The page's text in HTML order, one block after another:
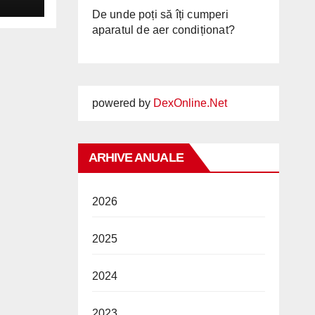
De unde poți să îți cumperi
aparatul de aer condiționat?
powered by DexOnline.Net
ARHIVE ANUALE
2026
2025
2024